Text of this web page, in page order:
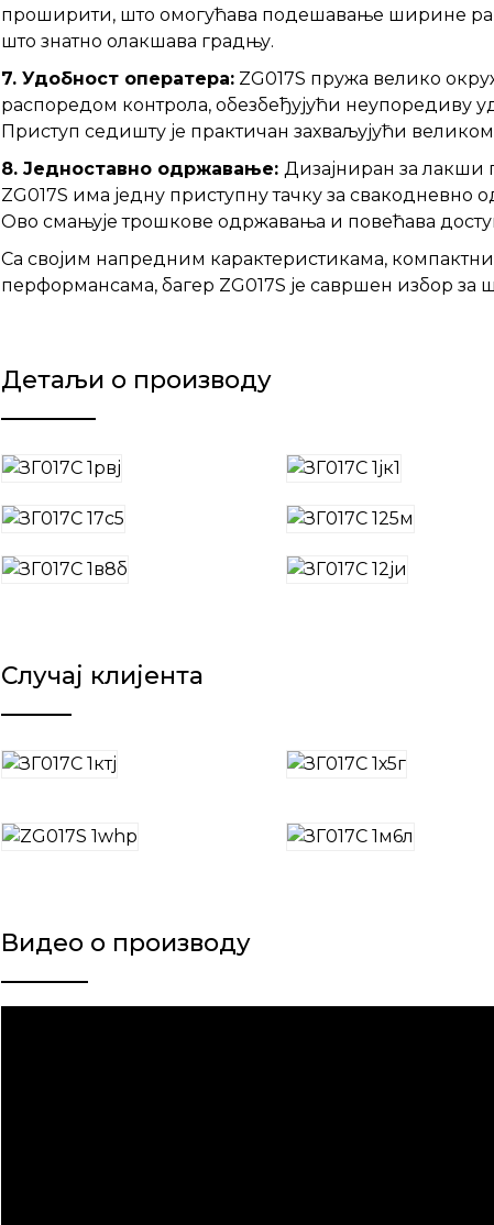
проширити, што омогућава подешавање ширине
што знатно олакшава градњу.
7. Удобност оператера: ZG017S пружа велико
распоредом контрола, обезбеђујући неупоредиву
Приступ седишту је практичан захваљујући великом
8. Једноставно одржавање: Дизајниран за
ZG017S има једну приступну тачку за
Ово смањује трошкове одржавања и повећава
Са својим напредним карактеристикама,
перформансама, багер ZG017S је савршен избор
Детаљи о производу
Случај клијента
Видео о производу